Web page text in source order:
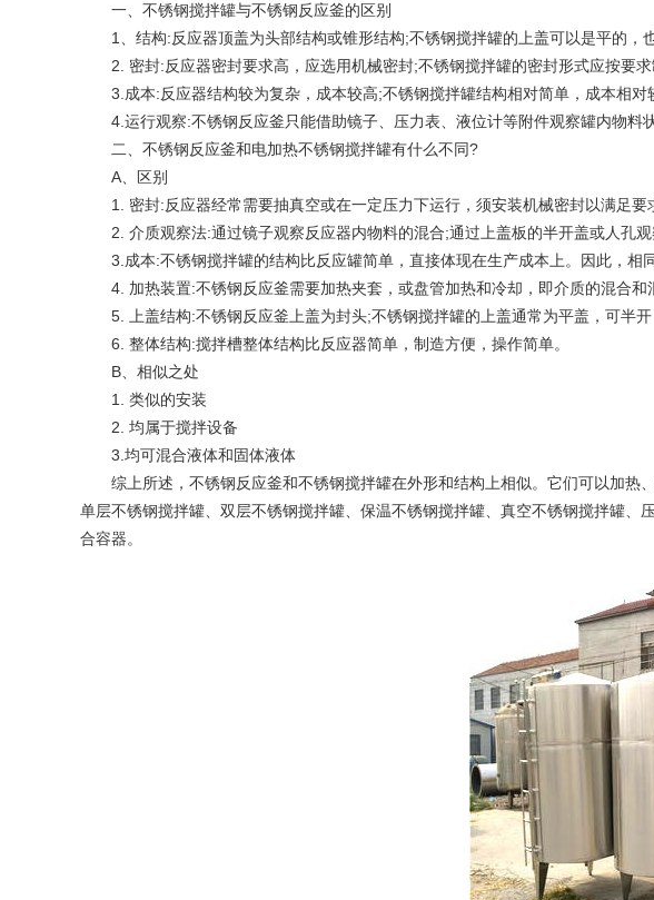
一、不锈钢搅拌罐与不锈钢反应釜的区别
1、结构:反应器顶盖为头部结构或锥形结构;不锈钢搅拌罐的上盖可以是平的，也
2. 密封:反应器密封要求高，应选用机械密封;不锈钢搅拌罐的密封形式应按要求
3.成本:反应器结构较为复杂，成本较高;不锈钢搅拌罐结构相对简单，成本相对
4.运行观察:不锈钢反应釜只能借助镜子、压力表、液位计等附件观察罐内物料
二、不锈钢反应釜和电加热不锈钢搅拌罐有什么不同?
A、区别
1. 密封:反应器经常需要抽真空或在一定压力下运行，须安装机械密封以满足要
2. 介质观察法:通过镜子观察反应器内物料的混合;通过上盖板的半开盖或人孔观
3.成本:不锈钢搅拌罐的结构比反应罐简单，直接体现在生产成本上。因此，相
4. 加热装置:不锈钢反应釜需要加热夹套，或盘管加热和冷却，即介质的混合和
5. 上盖结构:不锈钢反应釜上盖为封头;不锈钢搅拌罐的上盖通常为平盖，可半开
6. 整体结构:搅拌槽整体结构比反应器简单，制造方便，操作简单。
B、相似之处
1. 类似的安装
2. 均属于搅拌设备
3.均可混合液体和固体液体
综上所述，不锈钢反应釜和不锈钢搅拌罐在外形和结构上相似。它们可以加热
单层不锈钢搅拌罐、双层不锈钢搅拌罐、保温不锈钢搅拌罐、真空不锈钢搅拌罐
合容器。